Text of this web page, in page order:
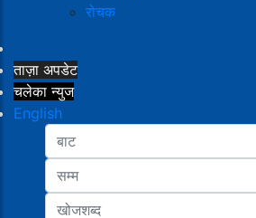
रोचक
ताज़ा अपडेट
चलेका न्युज
English